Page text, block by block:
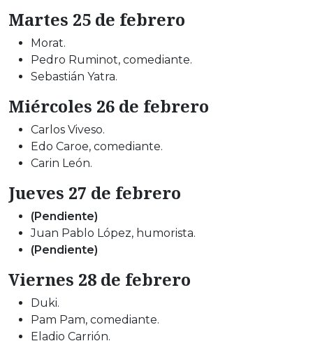
Martes 25 de febrero
Morat.
Pedro Ruminot, comediante.
Sebastián Yatra.
Miércoles 26 de febrero
Carlos Viveso.
Edo Caroe, comediante.
Carin León.
Jueves 27 de febrero
(Pendiente)
Juan Pablo López, humorista.
(Pendiente)
Viernes 28 de febrero
Duki.
Pam Pam, comediante.
Eladio Carrión.